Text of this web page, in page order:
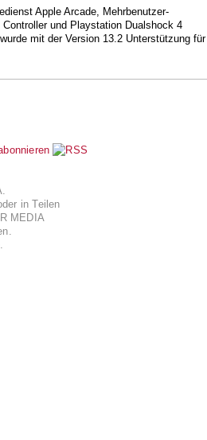
Apple Arcade, Mehrbenutzer-
und Playstation Dualshock 4
mit der Version 13.2 Unterstützung für
in Teilen
MEDIA